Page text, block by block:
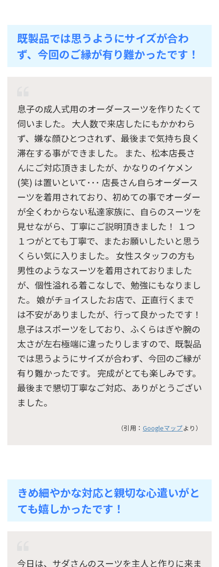
既製品では思うようにサイズが合わ
ず、今回のご縁が有り難かったです！
息子の成人式用のオーダースーツを作りたくて
伺いました。 大人数で来店したにもかかわら
ず、嫌な顔ひとつされず、最後まで気持ち良く
滞在する事ができました。 また、松本店長さ
んにご対応頂きましたが、かなりのイケメン
(笑) は置いといて･･･ 店長さん自らオーダース
ーツを着用されており、初めての事でオーダー
が全くわからない私達家族に、自らのスーツを
見せながら、丁寧にご説明頂きました！ １つ
１つがとても丁寧で、またお願いしたいと思う
くらい気に入りました。 女性スタッフの方も
男性のようなスーツを着用されておりました
が、個性溢れる着こなしで、勉強にもなりまし
た。 娘がチョイスしたお店で、正直行くまで
は不安がありましたが、行って良かったです！
息子はスポーツをしており、ふくらはぎや腕の
太さが左右極端に違ったりしますので、既製品
では思うようにサイズが合わず、今回のご縁が
有り難かったです。 完成がとても楽しみです。
最後まで懇切丁寧なご対応、ありがとうござい
ました。
（引用： Googleマップより）
きめ細やかな対応と親切な心遣いがと
ても嬉しかったです！
今日は、サダさんのスーツを主人と作りに来ま